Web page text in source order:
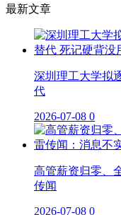
最新文章
深圳理工大学拟
代
2026-07-08 0
高管薪资归零、
传闻
2026-07-08 0